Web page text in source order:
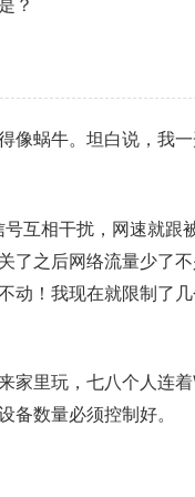
像蜗牛。坦白说，我
互相干扰，网速就跟
了之后网络流量少了
动！我现在就限制了
家里玩，七八个人连
备数量必须控制好。